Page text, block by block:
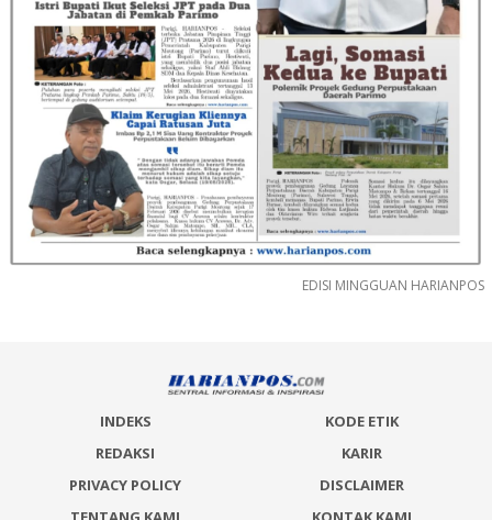
EDISI MINGGUAN HARIANPOS
INDEKS
KODE ETIK
REDAKSI
KARIR
PRIVACY POLICY
DISCLAIMER